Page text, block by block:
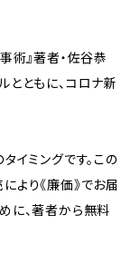
術』著者・佐谷恭
とともに、コロナ新
イミングです。この
より《廉価》でお届
に、著者から無料